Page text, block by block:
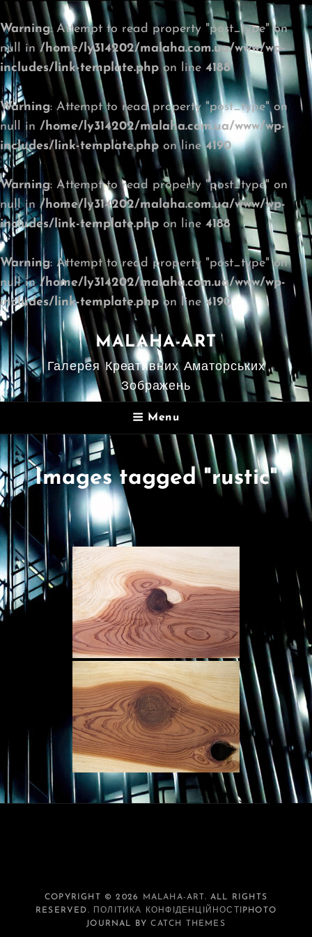
Warning: Attempt to read property "post_type" on
null in/home/ly314202/malaha.com.ua/www/wp-
includes/link-template.phpon line 4188
Warning: Attempt to read property "post_type" on
null in /home/ly314202/malaha.com.ua/www/wp-
includes/link-template.php on line4190
Warning: Attempt to read property "post_type" on
null in/home/ly314202/malaha.com.ua/www/wp-
includes/link-template.php on line 4188
Warning: Attempt to read property "post_type" on
null in/home/ly314202/malaha.com.ua/www/wp-
includes/link-template.phpon line4190
MALAHA-ART
Галерея Креативних Аматорських
Зображень
Menu
Images tagged "rustic"
COPYRIGHT © 2026 MALAHA-ART. ALL RIGHTS
RESERVED.
ПОЛІТИКА КОНФІДЕНЦІЙНОСТІ
PHOTO
JOURNAL BYCATCH THEMES